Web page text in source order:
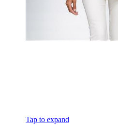
Tap to expand